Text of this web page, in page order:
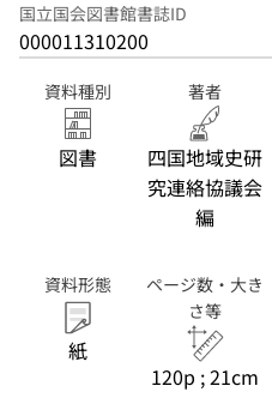
国立国会図書館書誌ID
000011310200
資料種別
図書
著者
四国地域史研
究連絡協議会
編
資料形態
紙
ページ数・大き
さ等
120p ; 21cm